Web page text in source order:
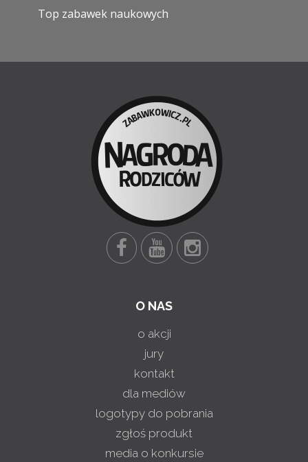
Top zabawek naukowych
O NAS
o akcji
jury
kontakt
dla mediów
logotypy do pobrania
zgłoś produkt
media o konkursie